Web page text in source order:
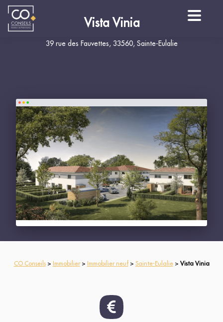
Vista Vinia
39 rue des Fauvettes, 33560, Sainte-Eulalie
CO Conseils> Immobilier> Immobilier neuf> Sainte-Eulalie> Vista Vinia